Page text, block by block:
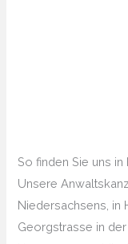
So finden Sie uns in
Unsere
Niedersachsens, in
Georgstrasse in